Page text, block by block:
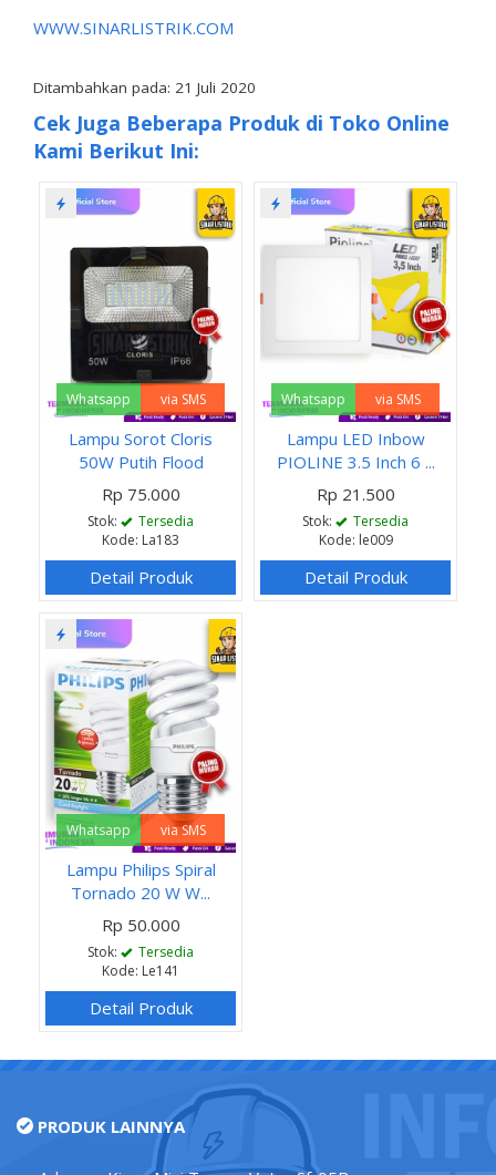
WWW.SINARLISTRIK.COM
Ditambahkan pada: 21 Juli 2020
Cek Juga Beberapa Produk di Toko Online
Kami Berikut Ini:
Whatsapp via SMS
Lampu Sorot Cloris
50W Putih Flood
Rp 75.000
Stok:
Tersedia
Kode: La183
Detail Produk
Whatsapp via SMS
Lampu LED Inbow
PIOLINE 3.5 Inch 6 ...
Rp 21.500
Stok:
Tersedia
Kode: le009
Detail Produk
Whatsapp via SMS
Lampu Philips Spiral
Tornado 20 W W...
Rp 50.000
Stok:
Tersedia
Kode: Le141
Detail Produk
PRODUK LAINNYA